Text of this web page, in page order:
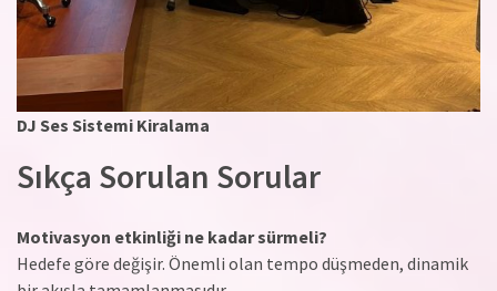
DJ Ses Sistemi Kiralama
Sıkça Sorulan Sorular
Motivasyon etkinliği ne kadar sürmeli?
Hedefe göre değişir. Önemli olan tempo düşmeden, dinamik